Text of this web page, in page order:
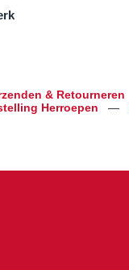
& Retourneren
Herroepen —